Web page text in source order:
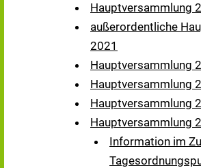
Hauptversammlung
außerordentliche
2021
Hauptversammlung
Hauptversammlung
Hauptversammlung
Hauptversammlung
Information im